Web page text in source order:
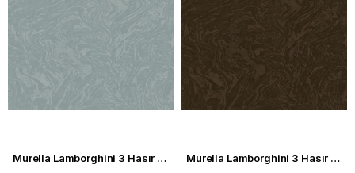
Murella Lamborghini 3 Hasır Desenli Duvar Kağıdı Z12854 Murella Lamborghini 3 Hasır Desenli Duvar Kağıdı Z12848